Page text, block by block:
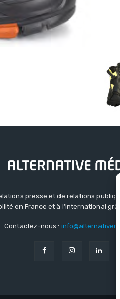
presse et de relations
en France et à l’international
Contactez-nous :